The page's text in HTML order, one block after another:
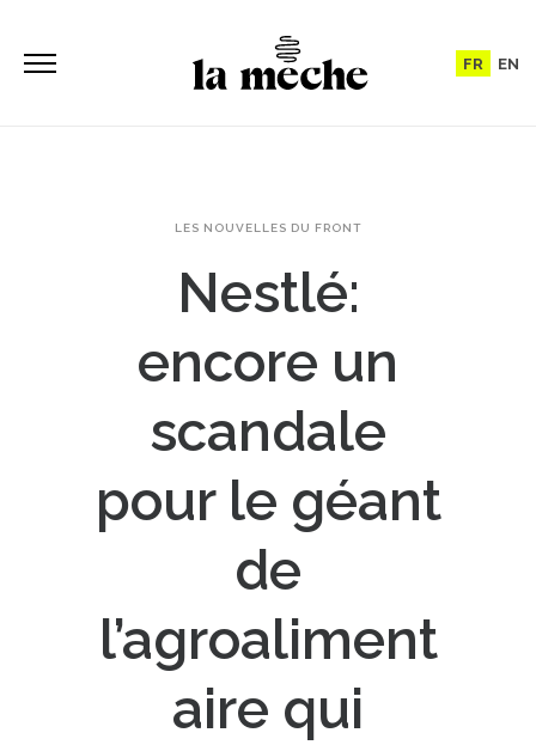
FR EN
LES NOUVELLES DU FRONT
Nestlé:
encore un
scandale
pour le géant
de
l’agroaliment
aire qui